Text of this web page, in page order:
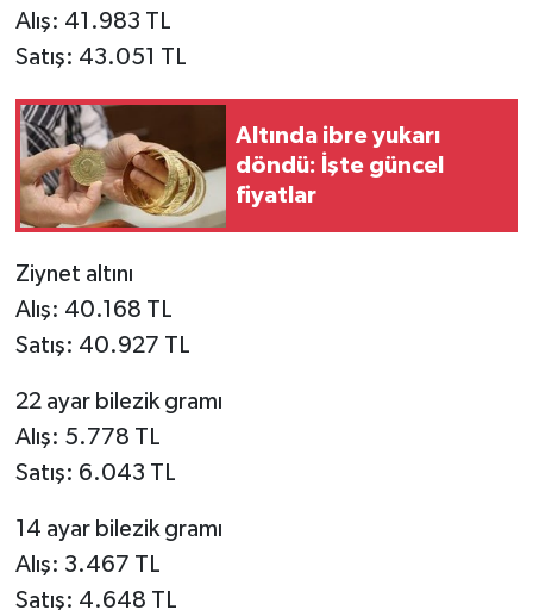
Alış: 41.983 TL
Satış: 43.051 TL
Altında ibre yukarı
döndü: İşte güncel
fiyatlar
Ziynet altını
Alış: 40.168 TL
Satış: 40.927 TL
22 ayar bilezik gramı
Alış: 5.778 TL
Satış: 6.043 TL
14 ayar bilezik gramı
Alış: 3.467 TL
Satış: 4.648 TL